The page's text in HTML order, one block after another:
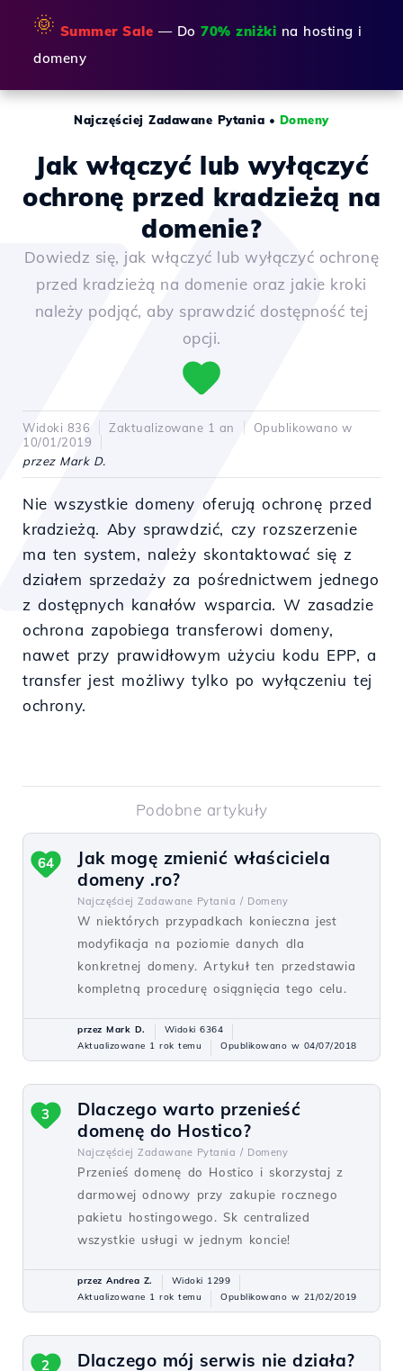
🌞 Summer Sale — Do 70% zniżki na hosting i
domeny
Najczęściej Zadawane Pytania • Domeny
Jak włączyć lub wyłączyć
ochronę przed kradzieżą na
domenie?
Dowiedz się, jak włączyć lub wyłączyć ochronę
przed kradzieżą na domenie oraz jakie kroki
należy podjąć, aby sprawdzić dostępność tej
opcji.
Widoki 836 Zaktualizowane 1 an
Opublikowano w
10/01/2019
przez Mark D.
Nie wszystkie domeny oferują ochronę przed
kradzieżą. Aby sprawdzić, czy rozszerzenie
ma ten system, należy skontaktować się z
działem sprzedaży za pośrednictwem jednego
z dostępnych kanałów wsparcia. W zasadzie
ochrona zapobiega transferowi domeny,
nawet przy prawidłowym użyciu kodu EPP, a
transfer jest możliwy tylko po wyłączeniu tej
ochrony.
Podobne artykuły
Jak mogę zmienić właściciela
domeny .ro?
Najczęściej Zadawane Pytania / Domeny
W niektórych przypadkach konieczna jest
modyfikacja na poziomie danych dla
konkretnej domeny. Artykuł ten przedstawia
kompletną procedurę osiągnięcia tego celu.
64
przez Mark D.
Widoki 6364
Aktualizowane 1 rok temu
Opublikowano w 04/07/2018
Dlaczego warto przenieść
domenę do Hostico?
Najczęściej Zadawane Pytania / Domeny
Przenieś domenę do Hostico i skorzystaj z
darmowej odnowy przy zakupie rocznego
pakietu hostingowego. Sk centralized
wszystkie usługi w jednym koncie!
3
przez Andrea Z.
Widoki 1299
Aktualizowane 1 rok temu
Opublikowano w 21/02/2019
Dlaczego mój serwis nie działa?
2